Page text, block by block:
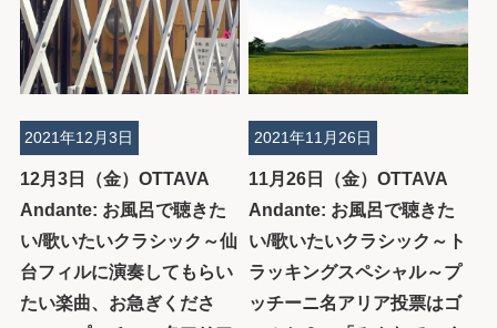
12月3日（金）OTTAVA
Andante: お風呂で聴きた
い/歌いたいクラシック～仙
台フィルに演奏してもらい
たい楽曲、お急ぎくださ
2021年12月3日
11月26日（金）OTTAVA
Andante: お風呂で聴きた
い/歌いたいクラシック～ト
ラッキングスペシャル～プ
ッチーニ名アリア投票はゴ
2021年11月26日